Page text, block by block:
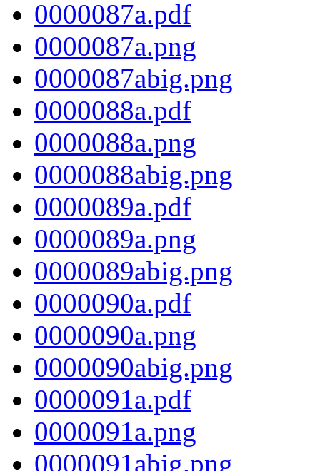
0000087a.pdf
0000087a.png
0000087abig.png
0000088a.pdf
0000088a.png
0000088abig.png
0000089a.pdf
0000089a.png
0000089abig.png
0000090a.pdf
0000090a.png
0000090abig.png
0000091a.pdf
0000091a.png
0000091abig.png